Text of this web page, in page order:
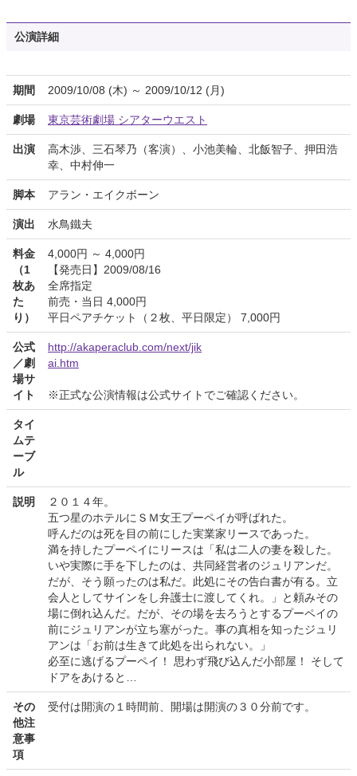
公演詳細
期間 2009/10/08 (木) ～ 2009/10/12 (月)
劇場 東京芸術劇場 シアターウエスト
出演
高木渉、三石琴乃（客演）、小池美輪、北飯智子、押田浩
幸、中村伸一
脚本 アラン・エイクボーン
演出 水鳥鐵夫
料金
（1
枚あ
た
り）
4,000円 ～ 4,000円
【発売日】2009/08/16
全席指定
前売・当日 4,000円
平日ペアチケット（２枚、平日限定） 7,000円
公式
／劇
場サ
イト
http://akaperaclub.com/next/jik
ai.htm
※正式な公演情報は公式サイトでご確認ください。
タイ
ムテ
ーブ
ル
説明
２０１４年。
五つ星のホテルにＳＭ女王プーペイが呼ばれた。
呼んだのは死を目の前にした実業家リースであった。
満を持したプーペイにリースは「私は二人の妻を殺した。
いや実際に手を下したのは、共同経営者のジュリアンだ。
だが、そう願ったのは私だ。此処にその告白書が有る。立
会人としてサインをし弁護士に渡してくれ。」と頼みその
場に倒れ込んだ。だが、その場を去ろうとするプーペイの
前にジュリアンが立ち塞がった。事の真相を知ったジュリ
アンは「お前は生きて此処を出られない。」
必至に逃げるプーペイ！ 思わず飛び込んだ小部屋！ そして
ドアをあけると…
その
他注
意事
項
受付は開演の１時間前、開場は開演の３０分前です。